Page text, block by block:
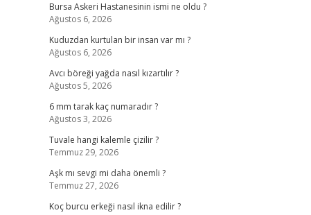
Bursa Askeri Hastanesinin ismi ne oldu ?
Ağustos 6, 2026
Kuduzdan kurtulan bir insan var mı ?
Ağustos 6, 2026
Avcı böreği yağda nasıl kızartılır ?
Ağustos 5, 2026
6 mm tarak kaç numaradır ?
Ağustos 3, 2026
Tuvale hangi kalemle çizilir ?
Temmuz 29, 2026
Aşk mı sevgi mi daha önemli ?
Temmuz 27, 2026
Koç burcu erkeği nasıl ikna edilir ?